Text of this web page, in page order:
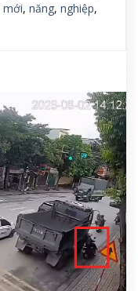
mới, năng, nghiệp,